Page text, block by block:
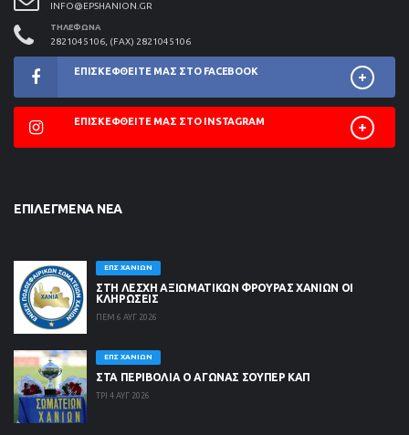
INFO@EPSHANION.GR
ΤΗΛΈΦΩΝΑ
2821045106, (FAX) 2821045106
ΕΠΙΣΚΕΦΘΕΊΤΕ ΜΑΣ ΣΤΟ FACEBOOK
ΕΠΙΣΚΕΦΘΕΊΤΕ ΜΑΣ ΣΤΟ INSTAGRAM
ΕΠΙΛΕΓΜΈΝΑ ΝΈΑ
ΕΠΣ ΧΑΝΊΩΝ
ΣΤΗ ΛΈΣΧΗ ΑΞΙΩΜΑΤΙΚΏΝ ΦΡΟΥΡΆΣ ΧΑΝΊΩΝ ΟΙ
ΚΛΗΡΏΣΕΙΣ
ΠΕΜ 6 ΑΥΓ 2026
ΕΠΣ ΧΑΝΊΩΝ
ΣΤΑ ΠΕΡΙΒΟΛΙΑ Ο ΑΓΩΝΑΣ ΣΟΥΠΕΡ ΚΑΠ
ΤΡΙ 4 ΑΥΓ 2026